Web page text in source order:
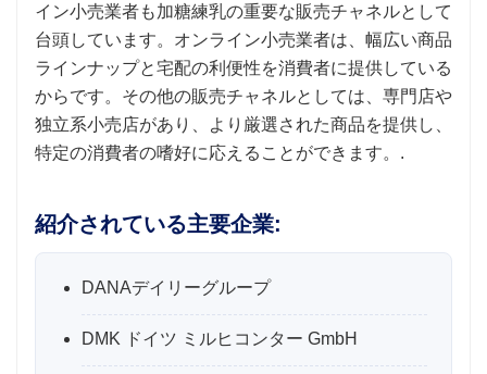
イン小売業者も加糖練乳の重要な販売チャネルとして
台頭しています。オンライン小売業者は、幅広い商品
ラインナップと宅配の利便性を消費者に提供している
からです。その他の販売チャネルとしては、専門店や
独立系小売店があり、より厳選された商品を提供し、
特定の消費者の嗜好に応えることができます。.
紹介されている主要企業:
DANAデイリーグループ
DMK ドイツ ミルヒコンター GmbH